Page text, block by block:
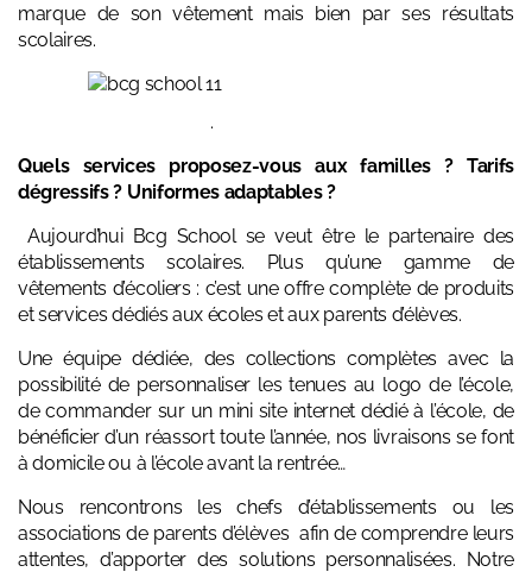
marque de son vêtement mais bien par ses résultats
scolaires.
.
Quels services proposez-vous aux familles ? Tarifs
dégressifs ? Uniformes adaptables ?
Aujourd’hui Bcg School se veut être le partenaire des
établissements scolaires.
Plus qu’une
gamme de
vêtements d’écoliers : c’est une offre complète de produits
et services dédiés aux écoles et aux parents d’élèves.
Une équipe dédiée, des collections complètes avec la
possibilité de personnaliser les tenues au logo de l’école,
de commander sur un mini site internet dédié à l’école, de
bénéficier d’un réassort toute l’année, nos livraisons se font
à domicile ou à l’école avant la rentrée…
Nous rencontrons
les chefs d’établissements ou les
associations de parents d’élèves afin de comprendre leurs
attentes, d’apporter des solutions personnalisées. Notre